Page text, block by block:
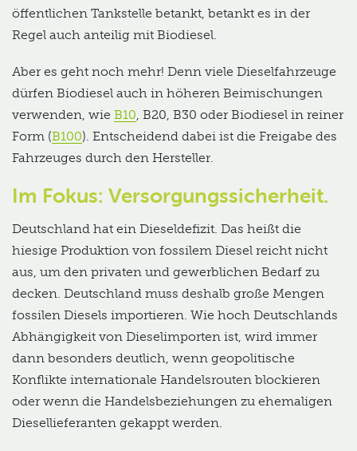
öffentlichen Tankstelle betankt, betankt es in der
Regel auch anteilig mit Biodiesel.
Aber es geht noch mehr! Denn viele Dieselfahrzeuge
dürfen Biodiesel auch in höheren Beimischungen
verwenden, wie B10, B20, B30 oder Biodiesel in reiner
Form (B100). Entscheidend dabei ist die Freigabe des
Fahrzeuges durch den Hersteller.
Im Fokus: Versorgungssicherheit.
Deutschland hat ein Dieseldefizit. Das heißt die
hiesige Produktion von fossilem Diesel reicht nicht
aus, um den privaten und gewerblichen Bedarf zu
decken. Deutschland muss deshalb große Mengen
fossilen Diesels importieren. Wie hoch Deutschlands
Abhängigkeit von Dieselimporten ist, wird immer
dann besonders deutlich, wenn geopolitische
Konflikte internationale Handelsrouten blockieren
oder wenn die Handelsbeziehungen zu ehemaligen
Diesellieferanten gekappt werden.